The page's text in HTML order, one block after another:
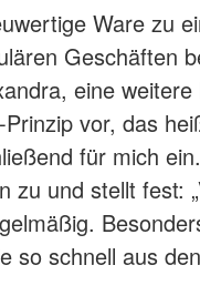
Ware zu
Geschäften
eine
vor, das
für mich
zu und stellt fest:
so schnell aus